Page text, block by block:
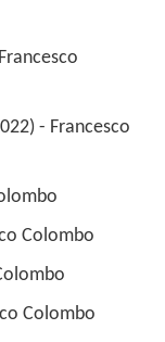
Colombo
Colombo